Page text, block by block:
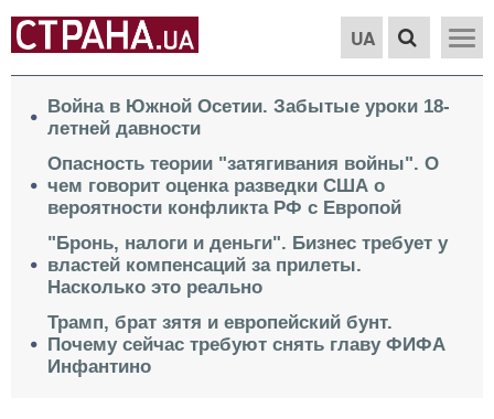
UA
Война в Южной Осетии. Забытые уроки 18-
летней давности
Опасность теории "затягивания войны". О
чем говорит оценка разведки США о
вероятности конфликта РФ с Европой
"Бронь, налоги и деньги". Бизнес требует у
властей компенсаций за прилеты.
Насколько это реально
Трамп, брат зятя и европейский бунт.
Почему сейчас требуют снять главу ФИФА
Инфантино